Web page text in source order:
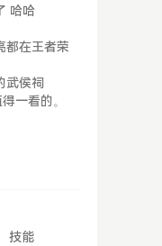
网友小宋: 前段时间云看过了 哈哈
都在王者荣
武侯祠
一看的。
技能